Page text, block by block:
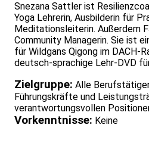
Snezana Sattler ist
Yoga Lehrerin, Ausbilderin für
Meditationsleiterin. Außerdem
Community Managerin. Sie ist
für Wildgans Qigong im DACH-
deutsch-sprachige Lehr-DVD
Zielgruppe: Alle
Führungskräfte und
verantwortungsvollen
Vorkenntnisse: Keine